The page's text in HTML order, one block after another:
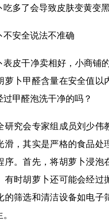
吃多了会导致皮肤变黄变
安全说法不准确
干净卖相好，小商铺的
萝卜甲醛含量在安全值
甲醛泡洗干净的吗？
会专家组成员刘少伟
滑，其实是严格的食品
序。首先，将胡萝卜浸
有时胡萝卜还可能会经
的筛选和清洁设备如电